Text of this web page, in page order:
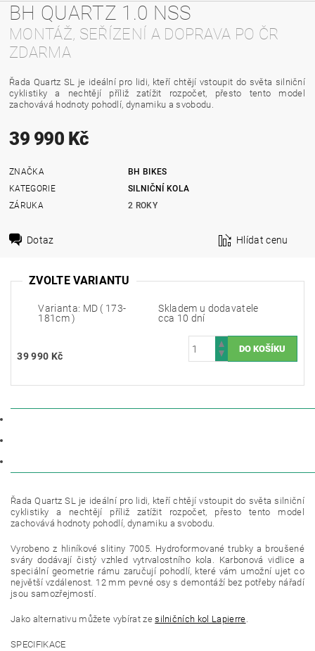
BH QUARTZ 1.0 NSS
MONTÁŽ, SEŘÍZENÍ A DOPRAVA PO ČR
ZDARMA
Řada Quartz SL je ideální pro lidi, kteří chtějí vstoupit do světa silniční
cyklistiky a nechtějí příliž zatížit rozpočet, přesto tento model
zachovává hodnoty pohodlí, dynamiku a svobodu.
39 990 Kč
ZNAČKA
BH BIKES
KATEGORIE
SILNIČNÍ KOLA
ZÁRUKA
2 ROKY
Dotaz Hlídat cenu
ZVOLTE VARIANTU
Varianta: MD ( 173-
181cm )
Skladem u dodavatele
cca 10 dní
39 990 Kč
Řada Quartz SL je ideální pro lidi, kteří chtějí vstoupit do světa silniční
cyklistiky a nechtějí příliž zatížit rozpočet, přesto tento model
zachovává hodnoty pohodlí, dynamiku a svobodu.
Vyrobeno z hliníkové slitiny 7005. Hydroformované trubky a broušené
sváry dodávají čistý vzhled vytrvalostního kola. Karbonová vidlice a
speciální geometrie rámu zaručují pohodlí, které vám umožní ujet co
největší vzdálenost. 12 mm pevné osy s demontáží bez potřeby nářadí
jsou samozřejmostí.
Jako alternativu můžete vybírat zesilničních kol Lapierre.
SPECIFIKACE